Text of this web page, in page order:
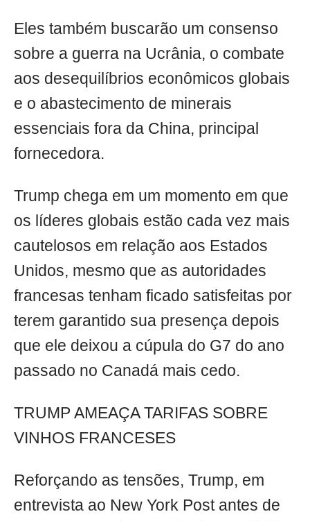
Eles também buscarão um consenso
sobre a guerra na Ucrânia, o combate
aos desequilíbrios econômicos globais
e o abastecimento de minerais
essenciais fora da China, principal
fornecedora.
Trump chega em um momento em que
os líderes globais estão cada vez mais
cautelosos em relação aos Estados
Unidos, mesmo que as autoridades
francesas tenham ficado satisfeitas por
terem garantido sua presença depois
que ele deixou a cúpula do G7 do ano
passado no Canadá mais cedo.
TRUMP AMEAÇA TARIFAS SOBRE
VINHOS FRANCESES
Reforçando as tensões, Trump, em
entrevista ao New York Post antes de